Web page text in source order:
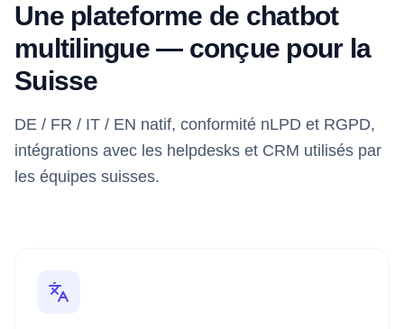
Une plateforme de chatbot
multilingue — conçue pour la
Suisse
DE / FR / IT / EN natif, conformité nLPD et RGPD,
intégrations avec les helpdesks et CRM utilisés par
les équipes suisses.